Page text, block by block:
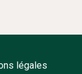
légales